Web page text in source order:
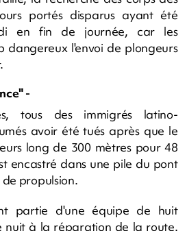
portés disparus ayant été
en fin de journée, car les
dangereux l'envoi de plongeurs
-
tous des immigrés latino-
avoir été tués après que le
long de 300 mètres pour 48
encastré dans une pile du pont
propulsion.
partie d'une équipe de huit
nuit à la réparation de la route.